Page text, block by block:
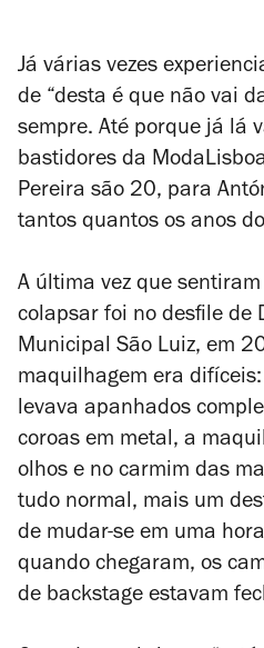
Já várias vezes
de “desta é que não vai
sempre. Até porque já lá
bastidores da
Pereira são 20, para
tantos quantos os anos
A última vez que
colapsar foi no desfile de
Municipal São Luiz, em
maquilhagem era
levava apanhados
coroas em metal, a
olhos e no carmim das
tudo normal, mais um
de mudar-se em uma
quando chegaram, os
de backstage estavam